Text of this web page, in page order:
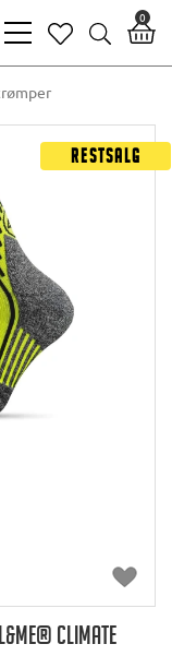
bars
light
heart
search
0
Restsalg
CLIMATE